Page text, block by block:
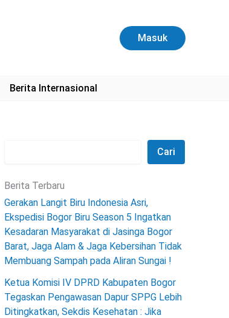
Masuk
Berita Internasional
Cari
Berita Terbaru
Gerakan Langit Biru Indonesia Asri,
Ekspedisi Bogor Biru Season 5 Ingatkan
Kesadaran Masyarakat di Jasinga Bogor
Barat, Jaga Alam & Jaga Kebersihan Tidak
Membuang Sampah pada Aliran Sungai !
Ketua Komisi IV DPRD Kabupaten Bogor
Tegaskan Pengawasan Dapur SPPG Lebih
Ditingkatkan, Sekdis Kesehatan : Jika